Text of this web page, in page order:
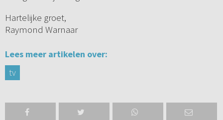
Hartelijke groet,
Raymond Warnaar
Lees meer artikelen over:
tv